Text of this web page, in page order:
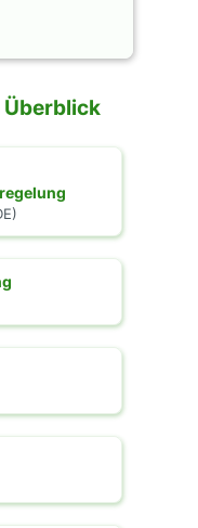
Überblick